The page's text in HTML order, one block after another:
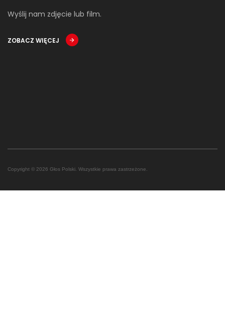
Wyślij nam zdjęcie lub film.
ZOBACZ WIĘCEJ
Copyright © 2026 Głos Polski. Wszystkie prawa zastrzeżone.